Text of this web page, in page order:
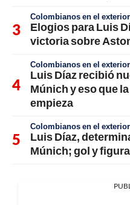
Colombianos en el exterior
Elogios para Luis
victoria sobre
Colombianos en el exterior
Luis Díaz recibió
Múnich y eso que
empieza
Colombianos en el exterior
Luis Díaz,
Múnich; gol y